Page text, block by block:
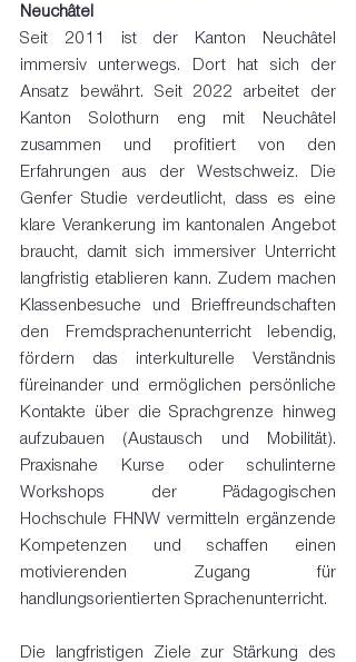
Neuchâtel
Seit 2011 ist der Kanton Neuchâtel
immersiv unterwegs. Dort hat sich der
Ansatz bewährt. Seit 2022 arbeitet der
Kanton Solothurn eng mit Neuchâtel
zusammen und profitiert von den
Erfahrungen aus der Westschweiz. Die
Genfer Studie verdeutlicht, dass es eine
klare Verankerung im kantonalen Angebot
braucht, damit sich immersiver Unterricht
langfristig etablieren kann. Zudem machen
Klassenbesuche und Brieffreundschaften
den Fremdsprachenunterricht lebendig,
fördern das interkulturelle Verständnis
füreinander und ermöglichen persönliche
Kontakte über die Sprachgrenze hinweg
aufzubauen (Austausch und Mobilität).
Praxisnahe Kurse oder schulinterne
Workshops der Pädagogischen
Hochschule FHNW vermitteln ergänzende
Kompetenzen und schaffen einen
motivierenden Zugang für
handlungsorientierten Sprachenunterricht.
Die langfristigen Ziele zur Stärkung des